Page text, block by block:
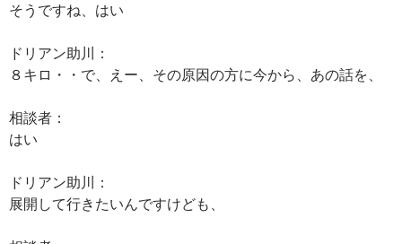
そうですね、はい
ドリアン助川：
８キロ・・で、えー、その原因の方に今から、あの話を、
相談者：
はい
ドリアン助川：
展開して行きたいんですけども、